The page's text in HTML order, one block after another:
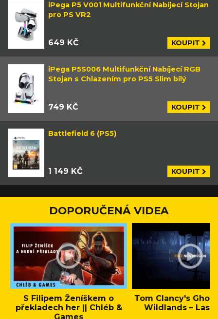
iPega P5 V001 Multifunkční Nabíjecí Stojan
pro PS VR2
649 KČ KOUPIT
iPega P5S006 Multifunkční Nabíjecí RGB
Stojan s Chlazením pro PS5 Slim bílý
749 KČ KOUPIT
Battlefield 6 (PS5)
1 149 KČ KOUPIT
DOPORUČENÁ VIDEA
S Filipem Ženíškem o
překladech her || Chléb &
Games
Tom Clancy's
Wildlands – Last